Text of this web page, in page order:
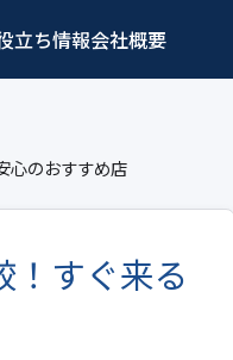
立ち情報会社概要
心のおすすめ店
！すぐ来る